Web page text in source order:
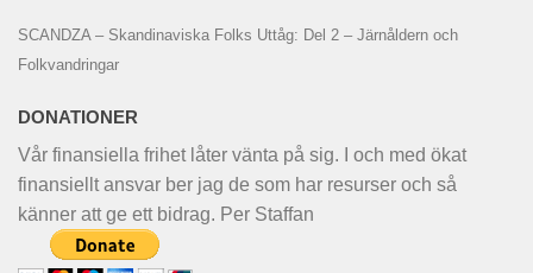
SCANDZA – Skandinaviska Folks Uttåg: Del 2 – Järnåldern och
Folkvandringar
DONATIONER
Vår finansiella frihet låter vänta på sig. I och med ökat
finansiellt ansvar ber jag de som har resurser och så
känner att ge ett bidrag. Per Staffan